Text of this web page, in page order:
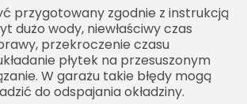
przygotowany zgodnie z instrukcją
dużo wody, niewłaściwy czas
przekroczenie czasu
płytek na przesuszonym
W garażu takie błędy mogą
do odspajania okładziny.